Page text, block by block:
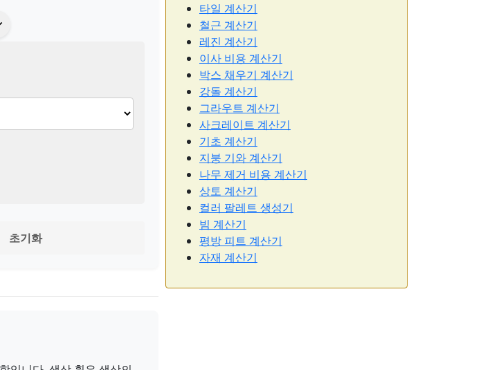
초기화
타일 계산기
철근 계산기
레진 계산기
이사 비용 계산기
박스 채우기 계산기
강돌 계산기
그라우트 계산기
사크레이트 계산기
기초 계산기
지붕 기와 계산기
나무 제거 비용 계산기
상토 계산기
컬러 팔레트 생성기
빔 계산기
평방 피트 계산기
자재 계산기